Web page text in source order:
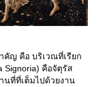
ญ คือ บริเวณที่เรียก
Signoria) คือจัตุรัส
นที่ที่เต็มไปด้วยงาน